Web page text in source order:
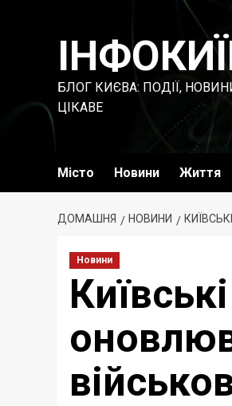
БЛОГ КИЄВА: ПОДІЇ,
ЦІКАВЕ
Місто Новини Життя
ДОМАШНЯ НОВИНИ
Новини